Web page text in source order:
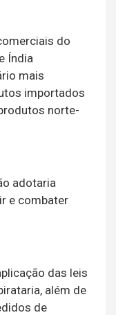
do
Índia
mais
importados
norte-
adotaria
e combater
das leis
além de
de